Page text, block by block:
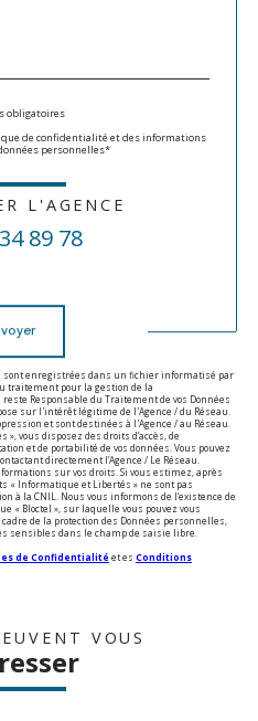
obligatoires
de confidentialité et des informations
personnelles*
L'AGENCE
89 78
enregistrées dans un fichier informatisé par
traitement pour la gestion de la
Responsable du Traitement de vos Données
sur l'intérêt légitime de l'Agence / du Réseau.
et sont destinées à l'Agence / au Réseau.
vous disposez des droits d’accès, de
et de portabilité de vos données. Vous pouvez
directement l’Agence / Le Réseau.
sur vos droits. Si vous estimez, après
« Informatique et Libertés » ne sont pas
à la CNIL. Nous vous informons de l’existence de
« Bloctel », sur laquelle vous pouvez vous
cadre de la protection des Données personnelles,
sensibles dans le champ de saisie libre.
de Confidentialité et es Conditions
VOUS